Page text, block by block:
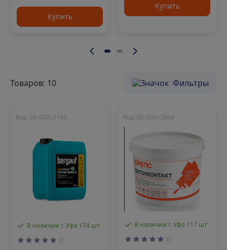
Купить
Купить
Товаров: 10 Фильтры
В наличии г. Уфа 174 шт
Код: 00-00013194
0
В наличии г. Уфа 117 шт
Код: 00-00012864
0